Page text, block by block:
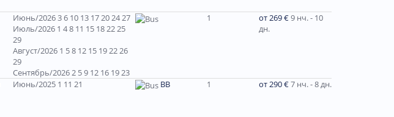
Июнь/2026 3 6 10 13 17 20 24 27
Июль/2026 1 4 8 11 15 18 22 25
29
Август/2026 1 5 8 12 15 19 22 26
29
Сентябрь/2026 2 5 9 12 16 19 23
1 от 269 €9 нч. - 10
дн.
Июнь/2025 1 11 21 ВВ 1 от 290 €7 нч. - 8 дн.